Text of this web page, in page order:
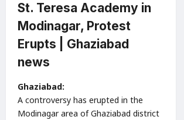
St. Teresa Academy in
Modinagar, Protest
Erupts | Ghaziabad
news
Ghaziabad:
A controversy has erupted in the
Modinagar area of Ghaziabad district